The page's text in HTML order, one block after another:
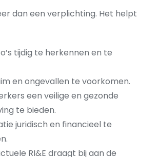
dan een verplichting. Het helpt
tijdig te herkennen en te
en ongevallen te voorkomen.
een veilige en gezonde
te bieden.
juridisch en financieel te
RI&E draagt bij aan de